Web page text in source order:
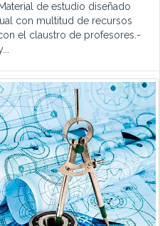
de estudio diseñado
con multitud de recursos
el claustro de profesores.-